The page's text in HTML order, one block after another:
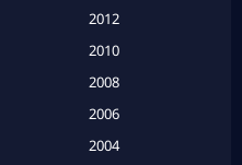
2012
2010
2008
2006
2004